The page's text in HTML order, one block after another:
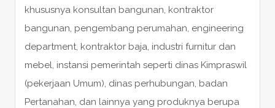
khususnya konsultan bangunan, kontraktor
bangunan, pengembang perumahan, engineering
department, kontraktor baja, industri furnitur dan
mebel, instansi pemerintah seperti dinas Kimpraswil
(pekerjaan Umum), dinas perhubungan, badan
Pertanahan, dan lainnya yang produknya berupa